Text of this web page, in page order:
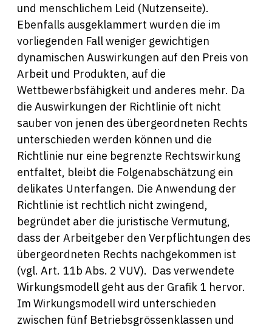
und menschlichem Leid (Nutzenseite).
Ebenfalls ausgeklammert wurden die im
vorliegenden Fall weniger gewichtigen
dynamischen Auswirkungen auf den Preis von
Arbeit und Produkten, auf die
Wettbewerbsfähigkeit und anderes mehr. Da
die Auswirkungen der Richtlinie oft nicht
sauber von jenen des übergeordneten Rechts
unterschieden werden können und die
Richtlinie nur eine begrenzte Rechtswirkung
entfaltet, bleibt die Folgenabschätzung ein
delikates Unterfangen. Die Anwendung der
Richtlinie ist rechtlich nicht zwingend,
begründet aber die juristische Vermutung,
dass der Arbeitgeber den Verpflichtungen des
übergeordneten Rechts nachgekommen ist
(vgl. Art. 11b Abs. 2 VUV). Das verwendete
Wirkungsmodell geht aus der Grafik 1 hervor.
Im Wirkungsmodell wird unterschieden
zwischen fünf Betriebsgrössenklassen und